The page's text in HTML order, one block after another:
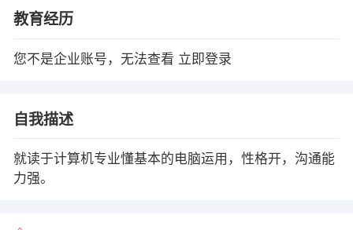
教育经历
您不是企业账号，无法查看 立即登录
自我描述
就读于计算机专业懂基本的电脑运用，性格开，沟通能
力强。